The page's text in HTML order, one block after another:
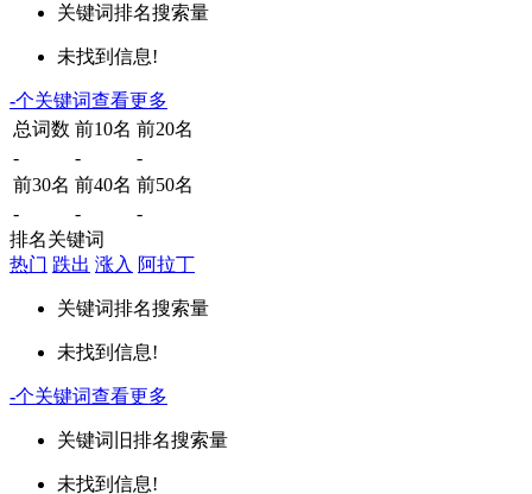
关键词排名搜索量
未找到信息!
-个关键词查看更多
总词数 前10名 前20名
-
-
-
前30名 前40名 前50名
-
-
-
排名关键词
热门 跌出 涨入 阿拉丁
关键词排名搜索量
未找到信息!
-个关键词查看更多
关键词 旧排名搜索量
未找到信息!